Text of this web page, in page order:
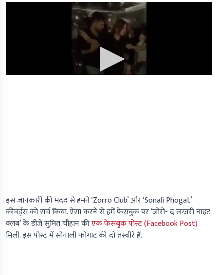
इस जानकारी की मदद से हमने ‘Zorro Club’ और ‘Sonali Phogat’
कीवर्ड्स को सर्च किया. ऐसा करने से हमें फेसबुक पर ‘जोरो- द लग्जरी नाइट
क्लब’ के डीजे सुमित चौहान कीएक फेसबुक पोस्ट (Facebook Post)
मिली. इस पोस्ट में सोनाली फोगाट की दो तस्वीरें हैं.